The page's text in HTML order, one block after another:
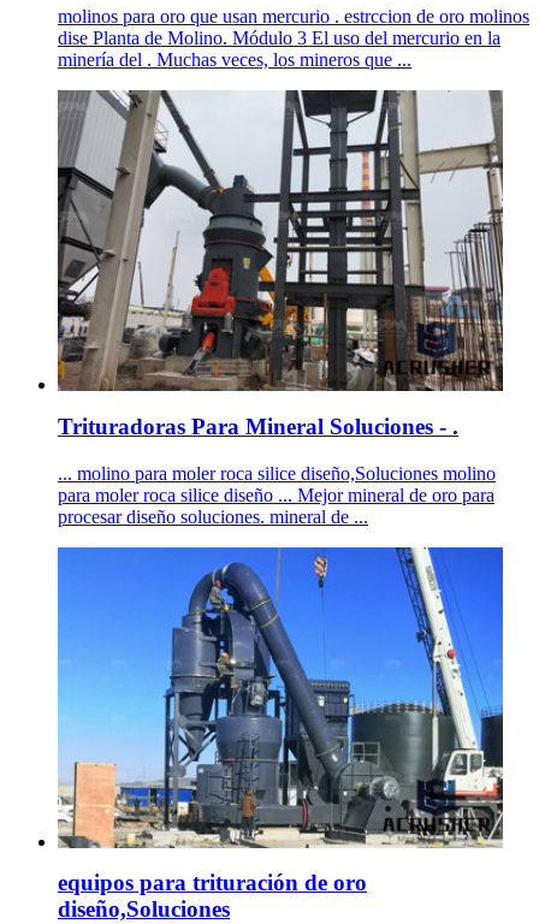
molinos para oro que usan mercurio . estrccion de oro molinos
dise Planta de Molino. Módulo 3 El uso del mercurio en la
minería del . Muchas veces, los mineros que ...
Trituradoras Para Mineral Soluciones - .
... molino para moler roca silice diseño,Soluciones molino
para moler roca silice diseño ... Mejor mineral de oro para
procesar diseño soluciones. mineral de ...
equipos para trituración de oro
diseño,Soluciones